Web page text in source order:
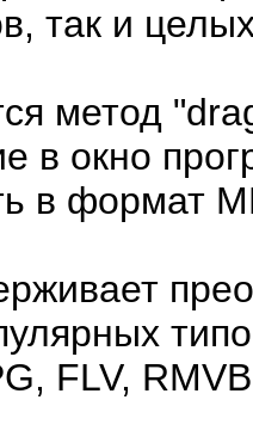
так и
метод
в окно
в формат
FLV,